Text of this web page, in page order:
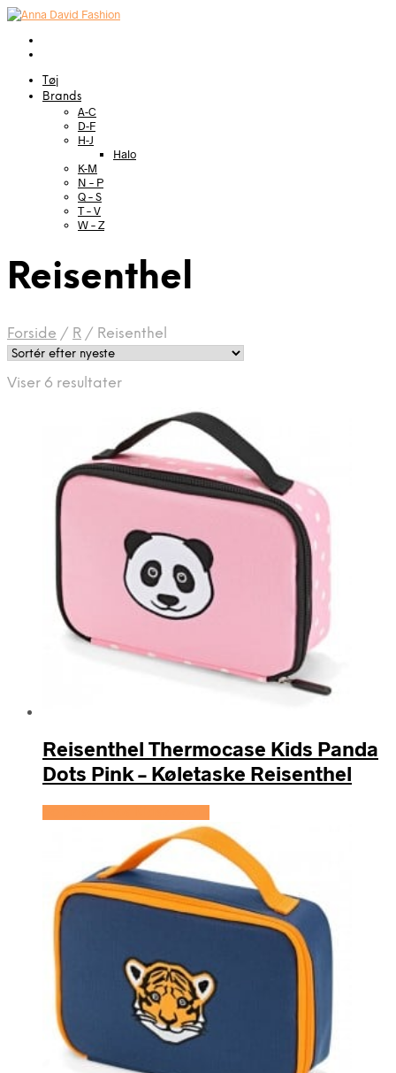
Tøj
Brands
A-C
D-F
H-J
Halo
K-M
N – P
Q – S
T – V
W – Z
Reisenthel
Forside / R / Reisenthel
Viser 6 resultaterSorteret
seneste
Reisenthel Thermocase Kids Panda
Dots Pink – Køletaske Reisenthel